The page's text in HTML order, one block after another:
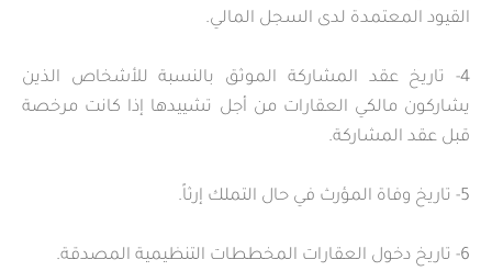
القيود المعتمدة لدى السجل المالي.
4- تاريخ عقد المشاركة الموثق بالنسبة للأشخاص الذين
يشاركون مالكي العقارات من أجل تشييدها إذا كانت مرخصة
قبل عقد المشاركة.
5- تاريخ وفاة المؤرث في حال التملك إرثاً.
6- تاريخ دخول العقارات المخططات التنظيمية المصدقة.